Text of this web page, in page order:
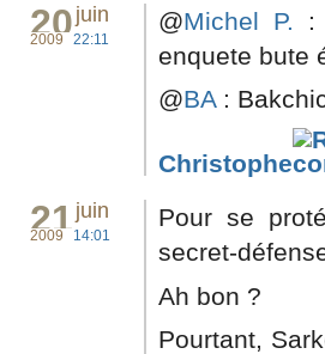
20 juin
2009 22:11
@Michel P. :
enquete bute
@BA:
Christophe
21 juin
2009 14:01
Pour se
secret-
Ah bon ?
Pourtant,